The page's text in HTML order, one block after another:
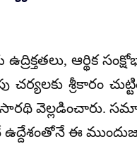
ఆర్థిక
శ్రీకారం
ఈ